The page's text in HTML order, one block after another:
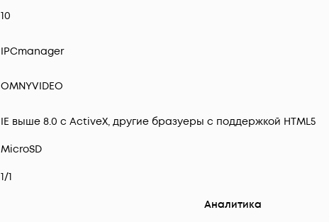
10
IPCmanager
OMNYVIDEO
IE выше 8.0 c ActiveX, другие бразуеры с поддержкой HTML5
MicroSD
1/1
Аналитика